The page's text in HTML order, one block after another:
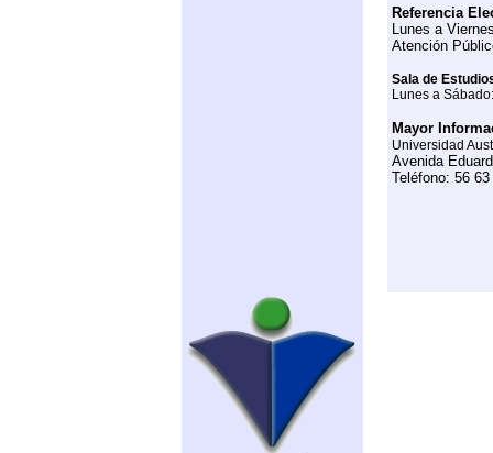
Referencia
Lunes a
Atención
Sala de
Lunes a
Mayor
Universidad
Avenida
Teléfono: 56